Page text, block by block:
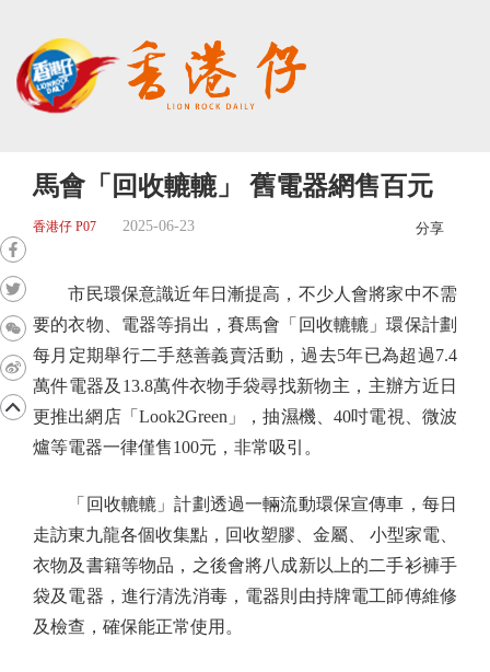
馬會「回收轆轆」 舊電器網售百元
香港仔 P07 2025-06-23 分享
市民環保意識近年日漸提高，不少人會將家中不需
要的衣物、電器等捐出，賽馬會「回收轆轆」環保計劃
每月定期舉行二手慈善義賣活動，過去5年已為超過7.4
萬件電器及13.8萬件衣物手袋尋找新物主，主辦方近日
更推出網店「Look2Green」，抽濕機、40吋電視、微波
爐等電器一律僅售100元，非常吸引。
「回收轆轆」計劃透過一輛流動環保宣傳車，每日
走訪東九龍各個收集點，回收塑膠、金屬、 小型家電、
衣物及書籍等物品，之後會將八成新以上的二手衫褲手
袋及電器，進行清洗消毒，電器則由持牌電工師傅維修
及檢查，確保能正常使用。